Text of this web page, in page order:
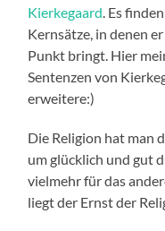
Kierkegaard . Es
Kernsätze, in denen
Punkt bringt. Hier
Sentenzen von
erweitere:)
Die Religion hat man
um glücklich und gut
vielmehr für das
liegt der Ernst der